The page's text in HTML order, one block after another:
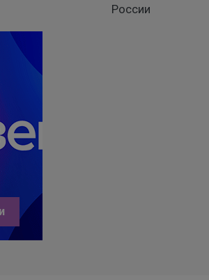
России